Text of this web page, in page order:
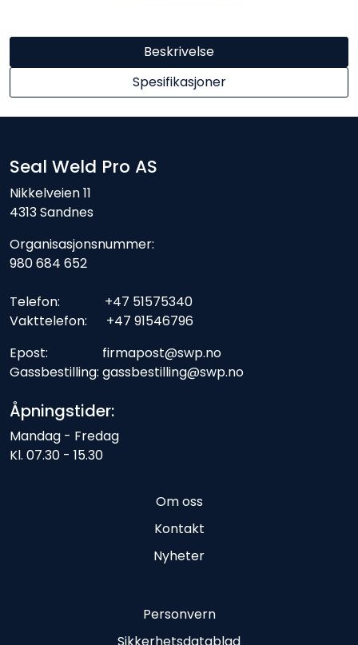
Beskrivelse
Spesifikasjoner
Seal Weld Pro AS
Nikkelveien 11
4313 Sandnes
Organisasjonsnummer:
980 684 652
Telefon: +47 51575340
Vakttelefon: +47 91546796
Epost: firmapost@swp.no
Gassbestilling: gassbestilling@swp.no
Åpningstider:
Mandag - Fredag
Kl. 07.30 - 15.30
Om oss
Kontakt
Nyheter
Personvern